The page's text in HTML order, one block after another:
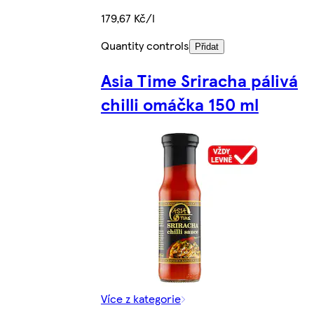
179,67 Kč/l
Quantity controls
Přidat
Asia Time Sriracha pálivá
chilli omáčka 150 ml
Více z kategorie